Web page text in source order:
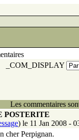
_COM_DISPLAY
Les commentaires
POSTERITE
) le 11 Jan 2008 -
cher Perpignan.